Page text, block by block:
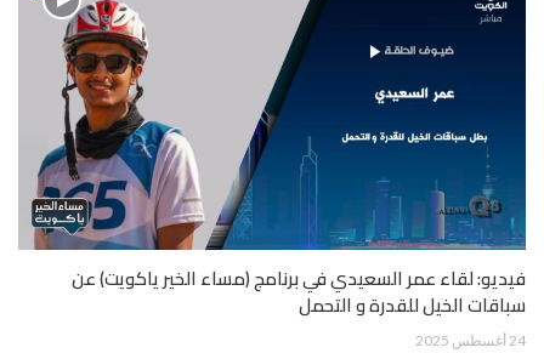
فيديو: لقاء عمر السعيدي في برنامج (مساء الخير ياكويت) عن
سباقات الخيل للقدرة و التحمل
24 أغسطس 2025